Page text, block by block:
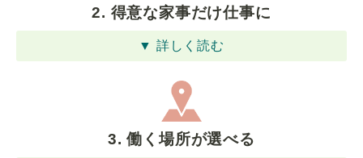
2. 得意な家事だけ仕事に
▼ 詳しく読む
3. 働く場所が選べる